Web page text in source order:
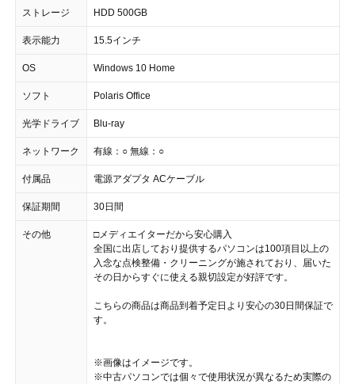
ストレージ HDD 500GB
表示能力 15.5インチ
OS Windows 10 Home
ソフト Polaris Office
光学ドライブ Blu-ray
ネットワーク 有線：○ 無線：○
付属品 電源アダプタ ACケーブル
保証期間 30日間
その他
□メディエイターだから安心購入
全国に出店しており提供するパソコンは100項目以上の
入念な点検整備・クリーニングが施されており、届いた
その日からすぐに使える親切設定が好評です。
こちらの商品は商品到着予定日より安心の30日間保証で
す。
※画像はイメージです。
※中古パソコンでは個々で使用状況が異なるため実際の